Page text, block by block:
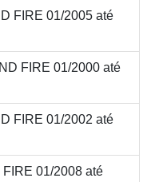
FIRE 01/2005 até
FIRE 01/2000 até
FIRE 01/2002 até
01/2008 até